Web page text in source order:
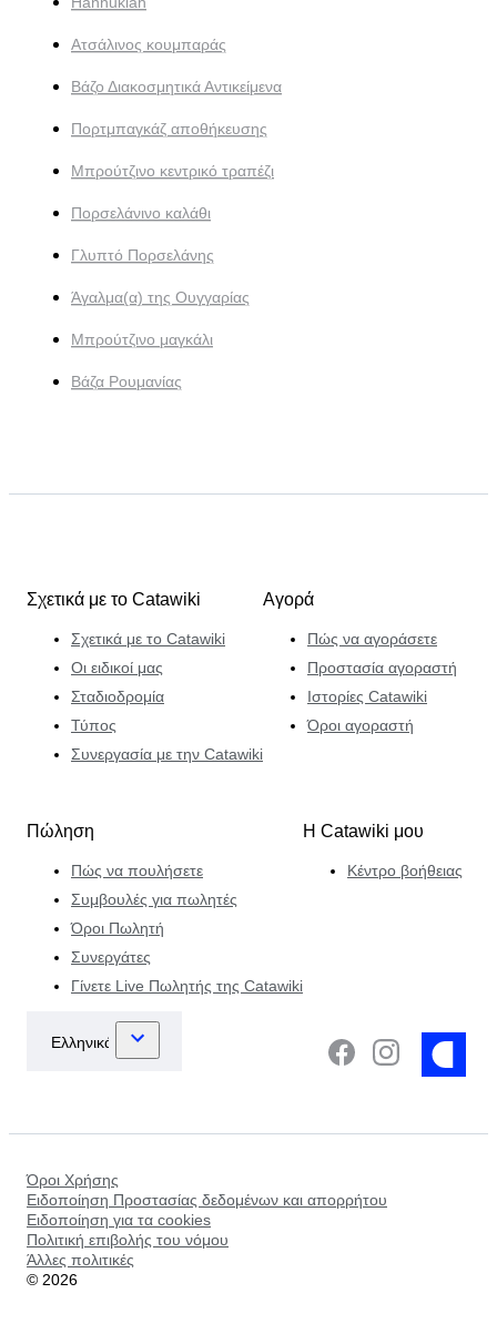
Ατσάλινος κουμπαράς
Βάζο Διακοσμητικά Αντικείμενα
Πορτμπαγκάζ αποθήκευσης
Μπρούτζινο κεντρικό τραπέζι
Πορσελάνινο καλάθι
Γλυπτό Πορσελάνης
Άγαλμα(α) της Ουγγαρίας
Μπρούτζινο μαγκάλι
Βάζα Ρουμανίας
Σχετικά με το Catawiki
Σχετικά με το Catawiki
Οι ειδικοί μας
Σταδιοδρομία
Τύπος
Συνεργασία με την Catawiki
Αγορά
Πώς να αγοράσετε
Προστασία αγοραστή
Ιστορίες Catawiki
Όροι αγοραστή
Πώληση
Πώς να πουλήσετε
Συμβουλές για πωλητές
Όροι Πωλητή
Συνεργάτες
Γίνετε Live Πωλητής της Catawiki
Η Catawiki μου
Κέντρο βοήθειας
Όροι Χρήσης
Ειδοποίηση Προστασίας δεδομένων και απορρήτου
Ειδοποίηση για τα cookies
Πολιτική επιβολής του νόμου
Άλλες πολιτικές
© 2026